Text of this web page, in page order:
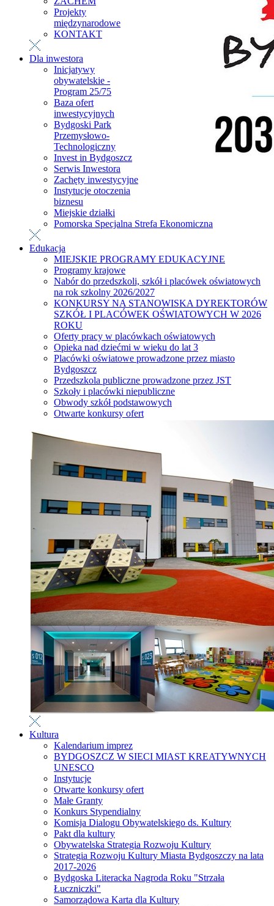
Projekty
międzynarodowe
KONTAKT
Dla inwestora
Inicjatywy
obywatelskie -
Program 25/75
Baza ofert
inwestycyjnych
Bydgoski Park
Przemysłowo-
Technologiczny
Invest in Bydgoszcz
Serwis Inwestora
Zachęty inwestycyjne
Instytucje otoczenia
biznesu
Miejskie działki
Pomorska Specjalna Strefa Ekonomiczna
Edukacja
MIEJSKIE PROGRAMY EDUKACYJNE
Programy krajowe
Nabór do przedszkoli, szkół i placówek oświatowych
na rok szkolny 2026/2027
KONKURSY NA STANOWISKA DYREKTORÓW
SZKÓŁ I PLACÓWEK OŚWIATOWYCH W 2026
ROKU
Oferty pracy w placówkach oświatowych
Opieka nad dziećmi w wieku do lat 3
Placówki oświatowe prowadzone przez miasto
Bydgoszcz
Przedszkola publiczne prowadzone przez JST
Szkoły i placówki niepubliczne
Obwody szkół podstawowych
Otwarte konkursy ofert
Kultura
Kalendarium imprez
BYDGOSZCZ W SIECI MIAST KREATYWNYCH
UNESCO
Instytucje
Otwarte konkursy ofert
Małe Granty
Konkurs Stypendialny
Komisja Dialogu Obywatelskiego ds. Kultury
Pakt dla kultury
Obywatelska Strategia Rozwoju Kultury
Strategia Rozwoju Kultury Miasta Bydgoszczy na lata
2017-2026
Bydgoska Literacka Nagroda Roku "Strzała
Łuczniczki"
Samorządowa Karta dla Kultury